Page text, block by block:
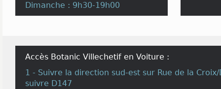
Dimanche : 9h30-19h00
Accès Botanic Villechetif en Voiture :
1 - Suivre la direction sud-est sur Rue de la
suivre D147